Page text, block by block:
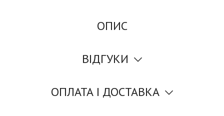
ОПИС
ВІДГУКИ
ОПЛАТА І ДОСТАВКА